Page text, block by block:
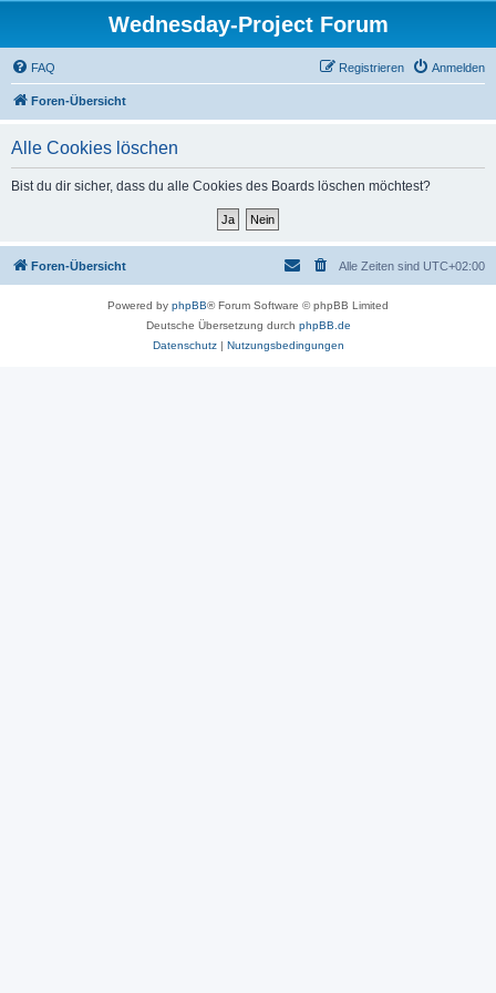
Wednesday-Project Forum
FAQ Anmelden
Registrieren
Foren-Übersicht
Alle Cookies löschen
Bist du dir sicher, dass du alle Cookies des Boards löschen möchtest?
Foren-Übersicht Alle Zeiten sind UTC+02:00
Powered by phpBB® Forum Software © phpBB Limited
Deutsche Übersetzung durch phpBB.de
Datenschutz| Nutzungsbedingungen